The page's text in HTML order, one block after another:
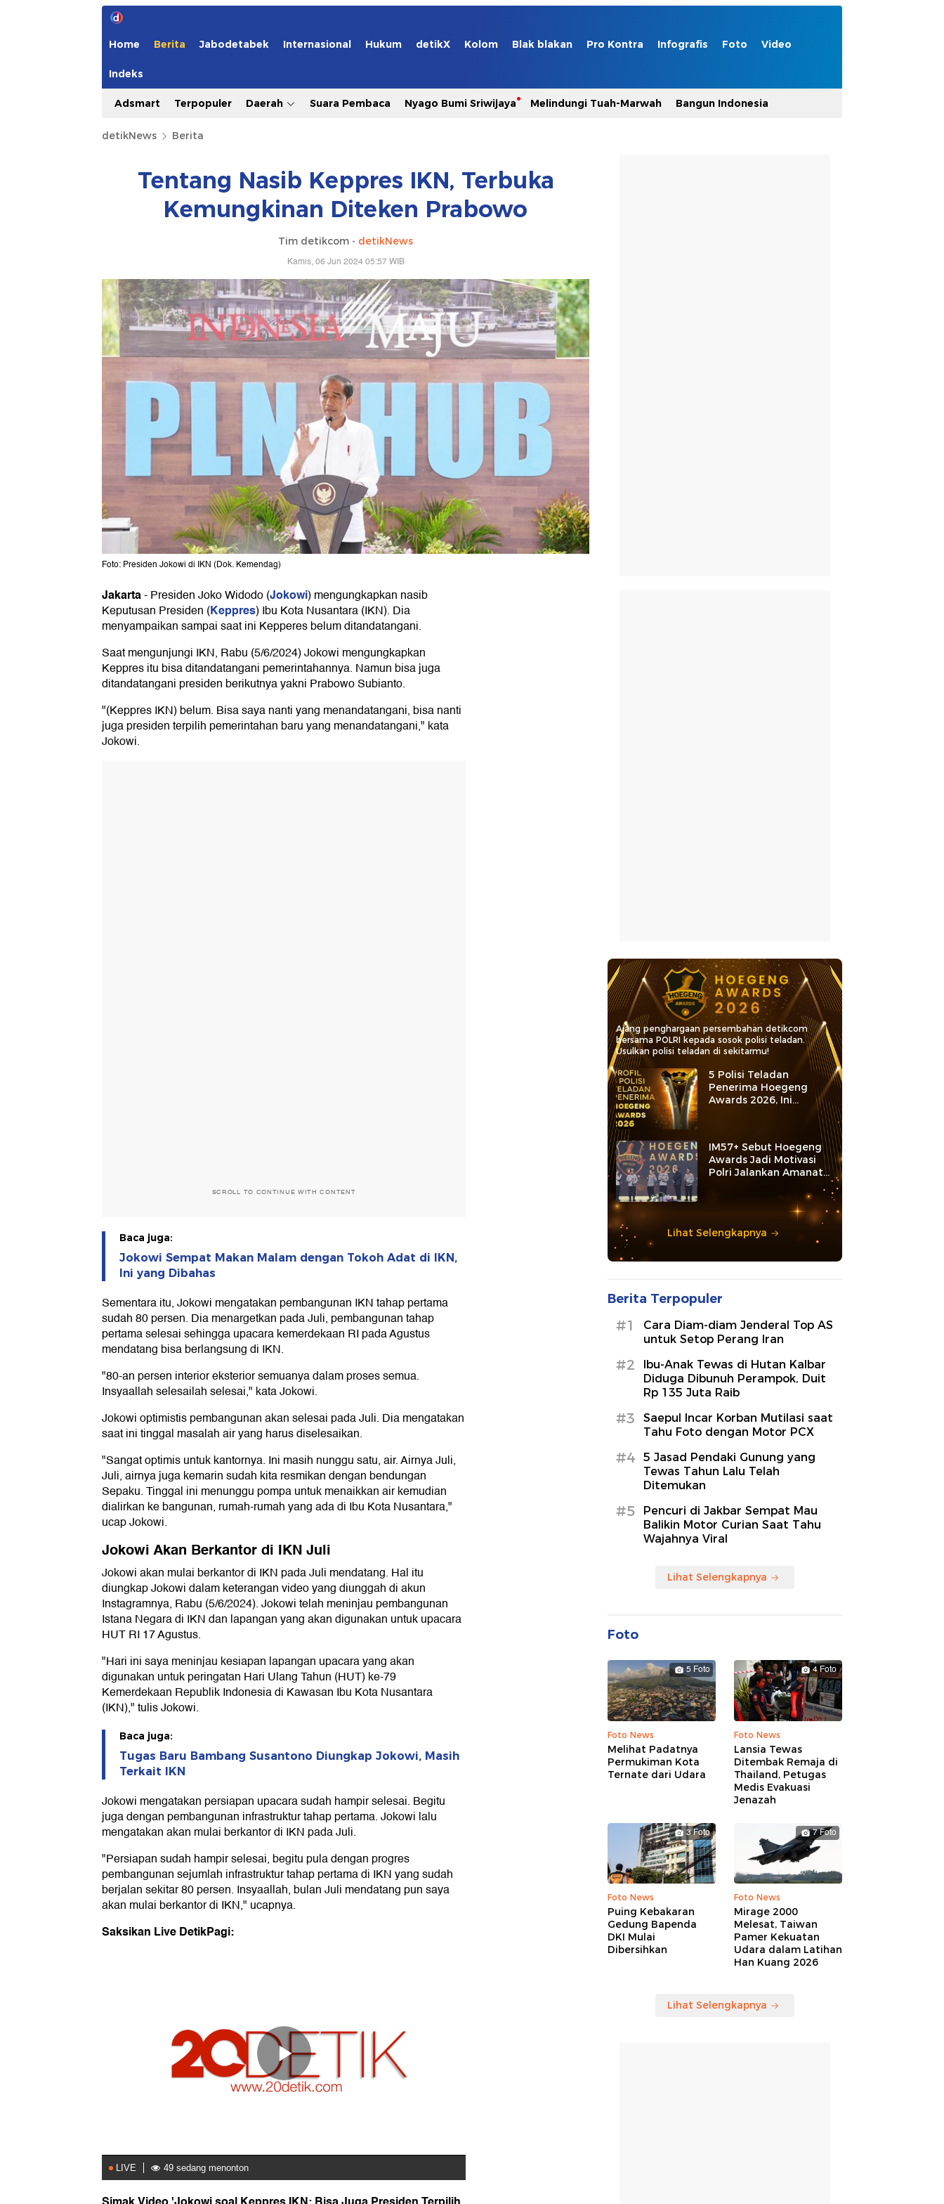
Home Berita Jabodetabek Internasional Hukum detikX Kolom Blak blakan Pro Kontra Infografis Foto Video
Indeks
Adsmart Terpopuler Daerah Suara Pembaca Nyago Bumi Sriwijaya Melindungi Tuah-Marwah Bangun Indonesia
detikNews Berita
Tentang Nasib Keppres IKN, Terbuka
Kemungkinan Diteken Prabowo
Tim detikcom - detikNews
Kamis, 06 Jun 2024 05:57 WIB
Foto: Presiden Jokowi di IKN (Dok. Kemendag)
Jakarta-Presiden Joko Widodo (Jokowi) mengungkapkan nasib
Keputusan Presiden (Keppres) Ibu Kota Nusantara (IKN). Dia
menyampaikan sampai saat ini Kepperes belum ditandatangani.
Saat mengunjungi IKN, Rabu (5/6/2024) Jokowi mengungkapkan
Keppres itu bisa ditandatangani pemerintahannya. Namun bisa juga
ditandatangani presiden berikutnya yakni Prabowo Subianto.
"(Keppres IKN) belum. Bisa saya nanti yang menandatangani, bisa nanti
juga presiden terpilih pemerintahan baru yang menandatangani," kata
Jokowi.
SCROLL TO CONTINUE WITH CONTENT
Baca juga:
Jokowi Sempat Makan Malam dengan Tokoh Adat di IKN,
Ini yang Dibahas
Sementara itu, Jokowi mengatakan pembangunan IKN tahap pertama
sudah 80 persen. Dia menargetkan pada Juli, pembangunan tahap
pertama selesai sehingga upacara kemerdekaan RI pada Agustus
mendatang bisa berlangsung di IKN.
"80-an persen interior eksterior semuanya dalam proses semua.
Insyaallah selesailah selesai," kata Jokowi.
Jokowi optimistis pembangunan akan selesai pada Juli. Dia mengatakan
saat ini tinggal masalah air yang harus diselesaikan.
"Sangat optimis untuk kantornya. Ini masih nunggu satu, air. Airnya Juli,
Juli, airnya juga kemarin sudah kita resmikan dengan bendungan
Sepaku. Tinggal ini menunggu pompa untuk menaikkan air kemudian
dialirkan ke bangunan, rumah-rumah yang ada di Ibu Kota Nusantara,"
ucap Jokowi.
Jokowi Akan Berkantor di IKN Juli
Jokowi akan mulai berkantor di IKN pada Juli mendatang. Hal itu
diungkap Jokowi dalam keterangan video yang diunggah di akun
Instagramnya, Rabu (5/6/2024). Jokowi telah meninjau pembangunan
Istana Negara di IKN dan lapangan yang akan digunakan untuk upacara
HUT RI 17 Agustus.
"Hari ini saya meninjau kesiapan lapangan upacara yang akan
digunakan untuk peringatan Hari Ulang Tahun (HUT) ke-79
Kemerdekaan Republik Indonesia di Kawasan Ibu Kota Nusantara
(IKN)," tulis Jokowi.
Baca juga:
Tugas Baru Bambang Susantono Diungkap Jokowi, Masih
Terkait IKN
Jokowi mengatakan persiapan upacara sudah hampir selesai. Begitu
juga dengan pembangunan infrastruktur tahap pertama. Jokowi lalu
mengatakan akan mulai berkantor di IKN pada Juli.
"Persiapan sudah hampir selesai, begitu pula dengan progres
pembangunan sejumlah infrastruktur tahap pertama di IKN yang sudah
berjalan sekitar 80 persen. Insyaallah, bulan Juli mendatang pun saya
akan mulai berkantor di IKN," ucapnya.
Saksikan Live DetikPagi:
Ajang penghargaan persembahan detikcom
bersama POLRI kepada sosok polisi teladan.
Usulkan polisi teladan di sekitarmu!
5 Polisi Teladan
Penerima Hoegeng
Awards 2026, Ini
Kategori dan Kiprahnya
IM57+ Sebut Hoegeng
Awards Jadi Motivasi
Polri Jalankan Amanat
Lihat Selengkapnya
Berita Terpopuler
#1
Cara Diam-diam Jenderal Top AS
untuk Setop Perang Iran
#2
Ibu-Anak Tewas di Hutan Kalbar
Diduga Dibunuh Perampok, Duit
Rp 135 Juta Raib
#3
Saepul Incar Korban Mutilasi saat
Tahu Foto dengan Motor PCX
#4
5 Jasad Pendaki Gunung yang
Tewas Tahun Lalu Telah
Ditemukan
#5
Pencuri di Jakbar Sempat Mau
Balikin Motor Curian Saat Tahu
Wajahnya Viral
Lihat Selengkapnya
Foto
5 Foto
Foto News
Melihat Padatnya
Permukiman Kota
Ternate dari Udara
4 Foto
Foto News
Lansia Tewas
Ditembak Remaja di
Thailand, Petugas
Medis Evakuasi
Jenazah
3 Foto
Foto News
Puing Kebakaran
Gedung Bapenda
DKI Mulai
Dibersihkan
7 Foto
Foto News
Mirage 2000
Melesat, Taiwan
Pamer Kekuatan
Udara dalam Latihan
Han Kuang 2026
Lihat Selengkapnya